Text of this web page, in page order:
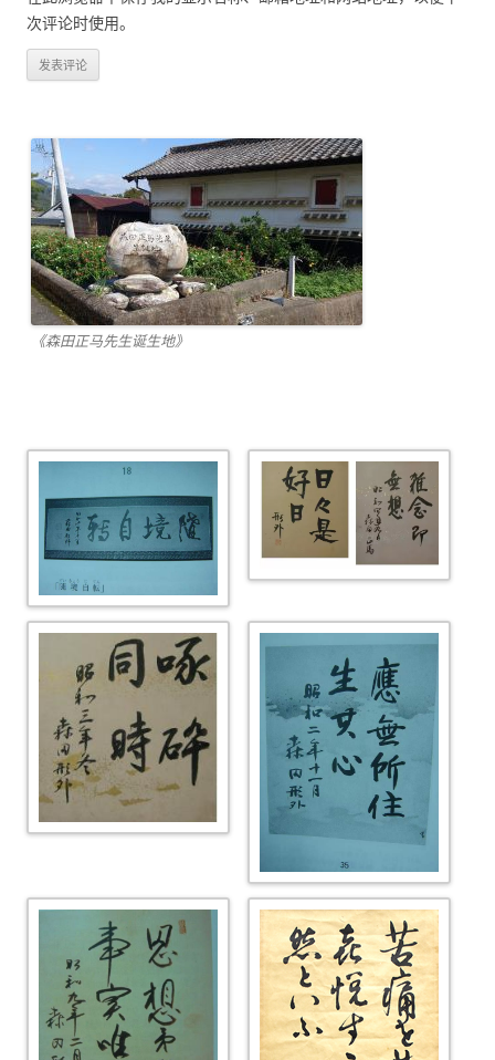
次评论时使用。
《森田正马先生诞生地》